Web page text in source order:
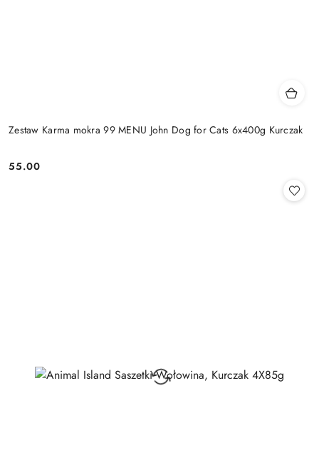
Zestaw Karma mokra 99 MENU John Dog for Cats 6x400g Kurczak
Cena:
55.00